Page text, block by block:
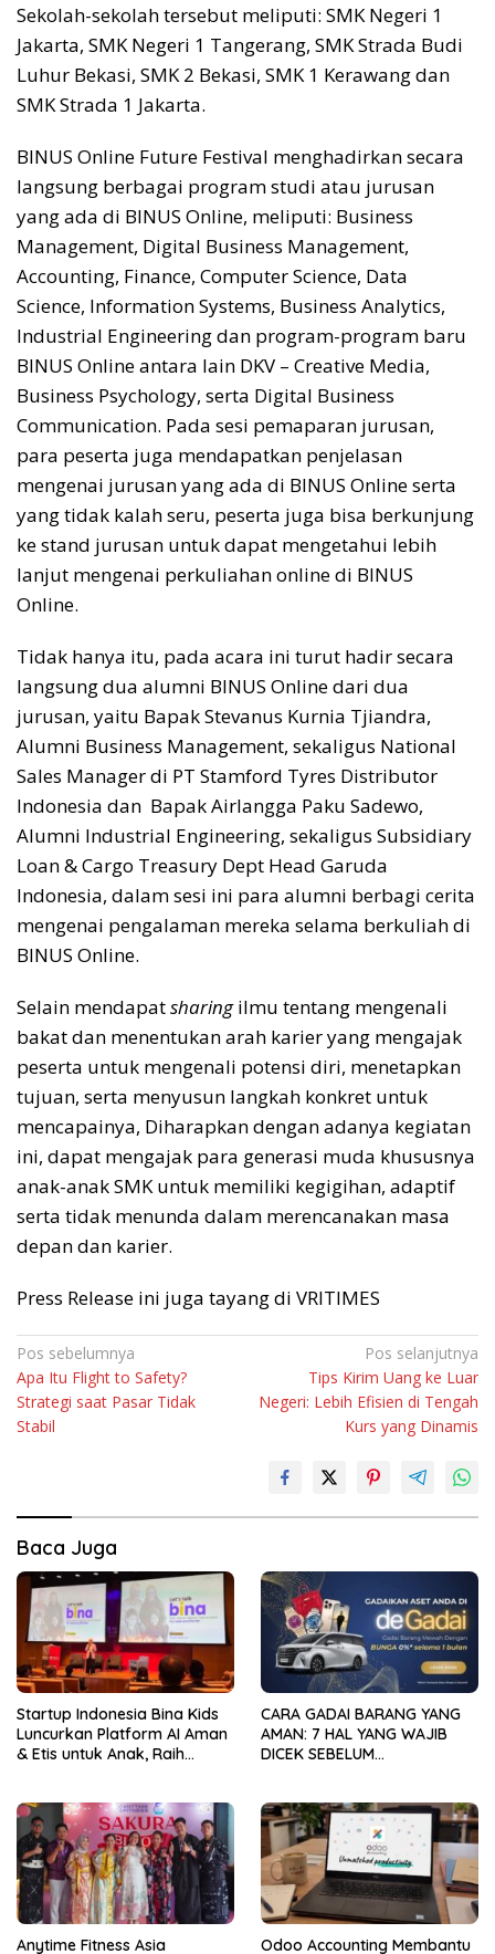
Sekolah-sekolah tersebut meliputi: SMK Negeri 1
Jakarta, SMK Negeri 1 Tangerang, SMK Strada Budi
Luhur Bekasi, SMK 2 Bekasi, SMK 1 Kerawang dan
SMK Strada 1 Jakarta.
BINUS Online Future Festival menghadirkan secara
langsung berbagai program studi atau jurusan
yang ada di BINUS Online, meliputi: Business
Management, Digital Business Management,
Accounting, Finance, Computer Science, Data
Science, Information Systems, Business Analytics,
Industrial Engineering dan program-program baru
BINUS Online antara lain DKV – Creative Media,
Business Psychology, serta Digital Business
Communication. Pada sesi pemaparan jurusan,
para peserta juga mendapatkan penjelasan
mengenai jurusan yang ada di BINUS Online serta
yang tidak kalah seru, peserta juga bisa berkunjung
ke stand jurusan untuk dapat mengetahui lebih
lanjut mengenai perkuliahan online di BINUS
Online.
Tidak hanya itu, pada acara ini turut hadir secara
langsung dua alumni BINUS Online dari dua
jurusan, yaitu Bapak Stevanus Kurnia Tjiandra,
Alumni Business Management, sekaligus National
Sales Manager di PT Stamford Tyres Distributor
Indonesia dan Bapak Airlangga Paku Sadewo,
Alumni Industrial Engineering, sekaligus Subsidiary
Loan & Cargo Treasury Dept Head Garuda
Indonesia, dalam sesi ini para alumni berbagi cerita
mengenai pengalaman mereka selama berkuliah di
BINUS Online.
Selain mendapatsharingilmu tentang mengenali
bakat dan menentukan arah karier yang mengajak
peserta untuk mengenali potensi diri, menetapkan
tujuan, serta menyusun langkah konkret untuk
mencapainya, Diharapkan dengan adanya kegiatan
ini, dapat mengajak para generasi muda khususnya
anak-anak SMK untuk memiliki kegigihan, adaptif
serta tidak menunda dalam merencanakan masa
depan dan karier.
Press Release ini juga tayang di VRITIMES
Navigasi
pos
Pos sebelumnya
Apa Itu Flight to Safety?
Strategi saat Pasar Tidak
Stabil
Pos selanjutnya
Tips Kirim Uang ke Luar
Negeri: Lebih Efisien di Tengah
Kurs yang Dinamis
Baca Juga
Startup Indonesia Bina Kids
Luncurkan Platform AI Aman
& Etis untuk Anak, Raih
CARA GADAI BARANG YANG
AMAN: 7 HAL YANG WAJIB
DICEK SEBELUM
Anytime Fitness Asia Odoo Accounting Membantu